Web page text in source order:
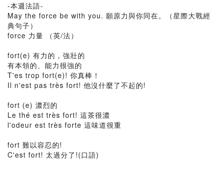
-本週法語-
May the force be with you. 願原力與你同在。（星際大戰經
典句子）
force 力量 （英/法）
fort(e) 有力的，強壯的
有本領的、能力很強的
T'es trop fort(e)! 你真棒！
Il n'est pas très fort! 他沒什麼了不起的!
fort (e) 濃烈的
Le thé est très fort! 這茶很濃
l'odeur est très forte 這味道很重
fort 難以容忍的!
C'est fort! 太過分了!(口語)